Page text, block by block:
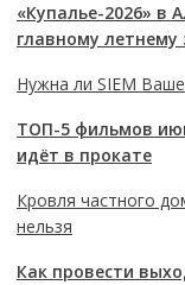
«Купалье-2026» в
главному
Нужна ли SIEM
ТОП-5 фильмов
идёт в прокате
Кровля частного
нельзя
Как провести